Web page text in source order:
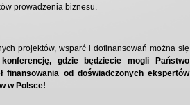
prowadzenia biznesu.
projektów, wsparć i dofinansowań można się
gdzie będziecie mogli Państwo
od doświadczonych ekspertów
w Polsce!